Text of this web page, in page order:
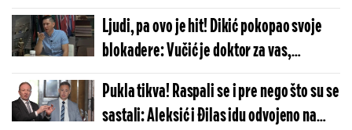
čega sve zavisi
Ljudi, pa ovo je hit! Dikić pokopao svoje
blokadere: Vučić je doktor za vas,
nemamo šanse na izborima (VIDEO)
Pukla tikva! Raspali se i pre nego što su se
sastali: Aleksić i Đilas idu odvojeno na